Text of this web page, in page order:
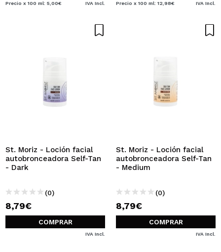
Precio x 100 ml: 5,00€ IVA Incl. Precio x 100 ml: 12,98€ IVA Incl.
St. Moriz - Loción facial
autobronceadora Self-Tan
- Dark
(0)
8,79€
COMPRAR
IVA Incl.
St. Moriz - Loción facial
autobronceadora Self-Tan
- Medium
(0)
8,79€
COMPRAR
IVA Incl.